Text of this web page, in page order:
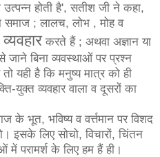
होती है', सतीश जी ने कहा,
समाज ; लालच, लोभ , मोह व
व्यवहारकरते हैं ; अथवा अज्ञान या
जाने बिना व्यवस्थाओं पर प्रश्न
यही है कि मनुष्य मात्र को ही
युक्त व्यवहार वाला व दूसरों का
के भूत, भविष्य व वर्त्तमान पर विशद
। इसके लिए सोचो, विचारों, चिंतन
में परामर्श के लिए हम हैं ही ।